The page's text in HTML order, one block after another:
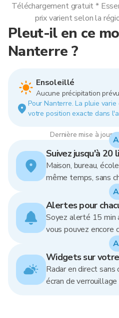
Pleut-il en ce
Nanterre ?
Ensoleillé
Aucune précipitation
Pour Nanterre. La pluie
votre position exacte dans
Dernière mise à jour :
Téléchargement gratuit *
prix varient selon la
Suivez jusqu'à 20
Maison, bureau,
même temps, sans
Alertes pour
Soyez alerté 15 min
vous pouvez encore
Widgets sur
Radar en direct
écran de verrouillage